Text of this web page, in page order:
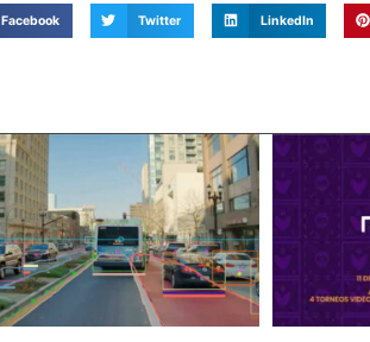
Facebook Twitter LinkedIn